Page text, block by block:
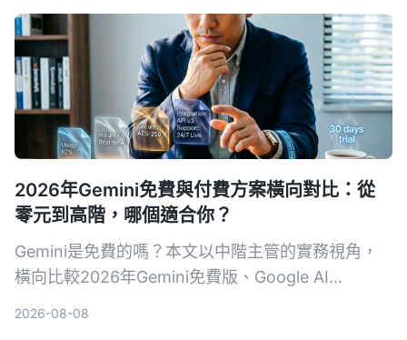
2026年Gemini免費與付費方案橫向對比：從
零元到高階，哪個適合你？
Gemini是免費的嗎？本文以中階主管的實務視角，
橫向比較2026年Gemini免費版、Google AI
2026-08-08